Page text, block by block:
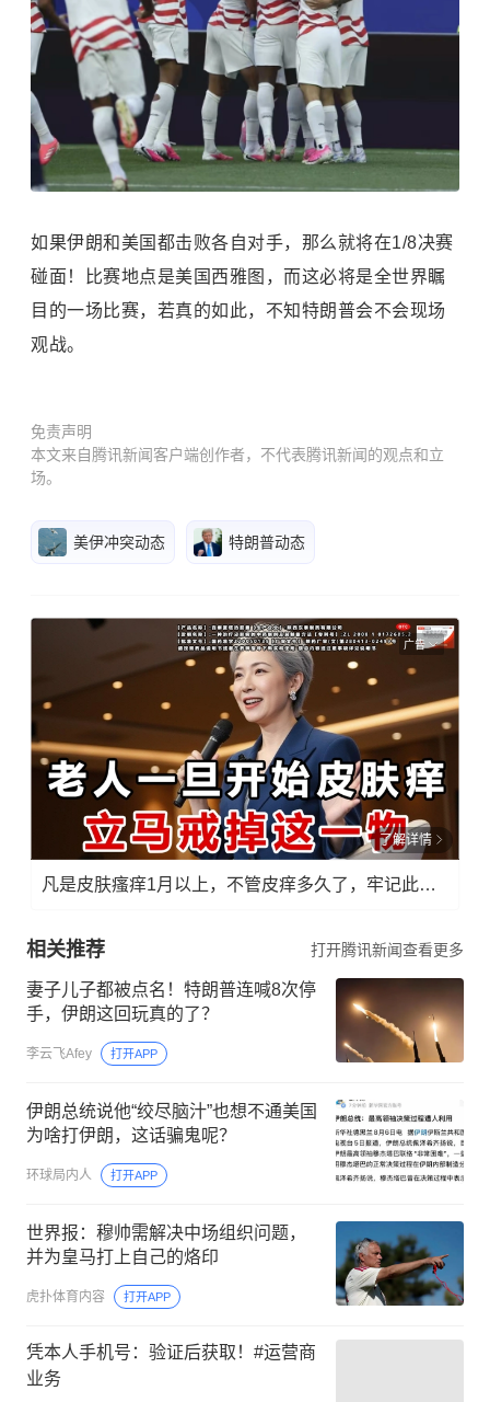
如果伊朗和美国都击败各自对手，那么就将在1/8决赛
碰面！比赛地点是美国西雅图，而这必将是全世界瞩
目的一场比赛，若真的如此，不知特朗普会不会现场
观战。
免责声明
本文来自腾讯新闻客户端创作者，不代表腾讯新闻的观点和立
场。
美伊冲突动态 特朗普动态
广告
了解详情
凡是皮肤瘙痒1月以上，不管皮痒多久了，牢记此法，快！准！狠！
相关推荐 打开腾讯新闻查看更多
妻子儿子都被点名！特朗普连喊8次停
手，伊朗这回玩真的了？
李云飞Afey 打开APP
伊朗总统说他“绞尽脑汁”也想不通美国
为啥打伊朗，这话骗鬼呢？
环球局内人 打开APP
世界报：穆帅需解决中场组织问题，
并为皇马打上自己的烙印
虎扑体育内容 打开APP
凭本人手机号：验证后获取！#运营商
业务